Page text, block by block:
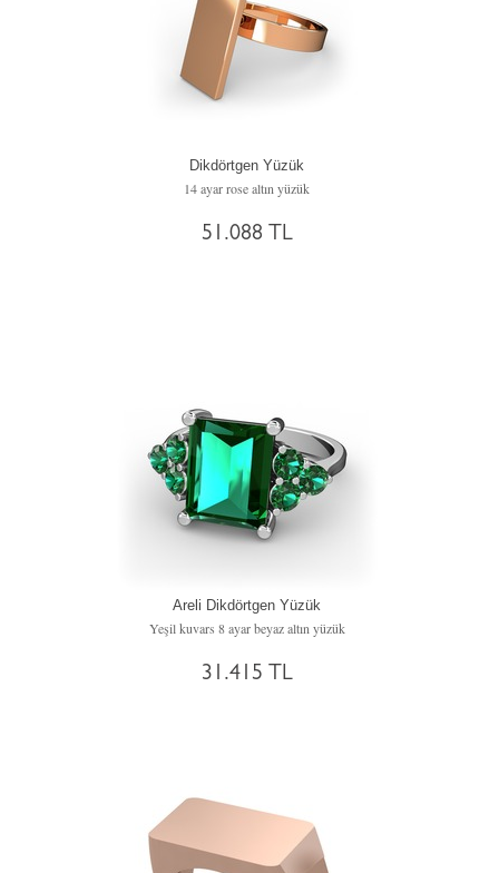
Dikdörtgen Yüzük
14 ayar rose altın yüzük
51.088 TL
Areli Dikdörtgen Yüzük
Yeşil kuvars 8 ayar beyaz altın yüzük
31.415 TL